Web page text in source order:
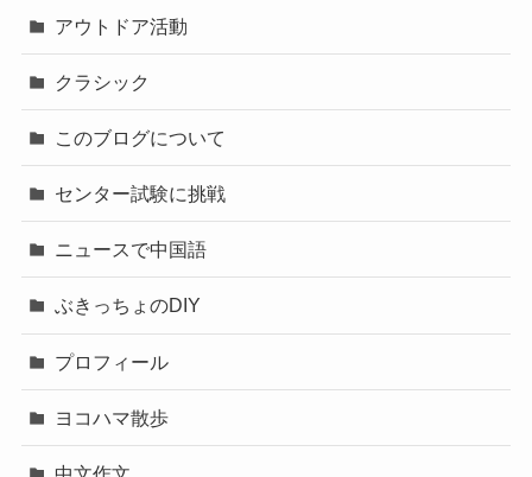
アウトドア活動
クラシック
このブログについて
センター試験に挑戦
ニュースで中国語
ぶきっちょのDIY
プロフィール
ヨコハマ散歩